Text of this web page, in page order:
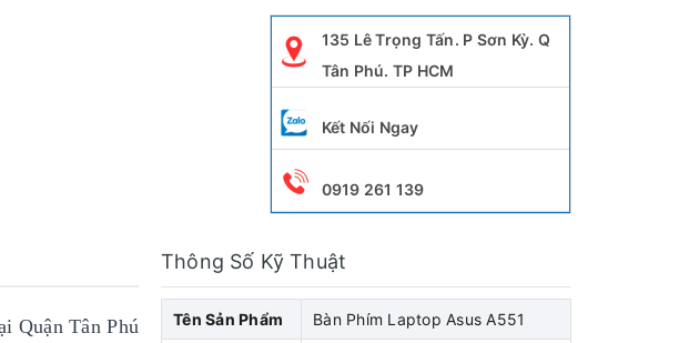
135 Lê Trọng Tấn. P Sơn Kỳ. Q
Tân Phú. TP HCM
Kết Nối Ngay
0919 261 139
Quận Tân Phú
Thông Số Kỹ Thuật
Tên Sản Phẩm Bàn Phím Laptop Asus A551